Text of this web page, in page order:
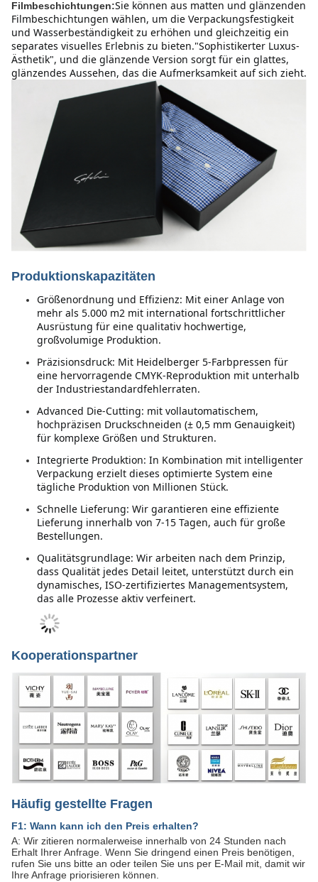
Filmbeschichtungen:Sie können aus matten und glänzenden
Filmbeschichtungen wählen, um die Verpackungsfestigkeit
und Wasserbeständigkeit zu erhöhen und gleichzeitig ein
separates visuelles Erlebnis zu bieten."Sophistikerter Luxus-
Ästhetik", und die glänzende Version sorgt für ein glattes,
glänzendes Aussehen, das die Aufmerksamkeit auf sich zieht.
Produktionskapazitäten
Größenordnung und Effizienz: Mit einer Anlage von
mehr als 5.000 m2 mit international fortschrittlicher
Ausrüstung für eine qualitativ hochwertige,
großvolumige Produktion.
Präzisionsdruck: Mit Heidelberger 5-Farbpressen für
eine hervorragende CMYK-Reproduktion mit unterhalb
der Industriestandardfehlerraten.
Advanced Die-Cutting: mit vollautomatischem,
hochpräzisen Druckschneiden (± 0,5 mm Genauigkeit)
für komplexe Größen und Strukturen.
Integrierte Produktion: In Kombination mit intelligenter
Verpackung erzielt dieses optimierte System eine
tägliche Produktion von Millionen Stück.
Schnelle Lieferung: Wir garantieren eine effiziente
Lieferung innerhalb von 7-15 Tagen, auch für große
Bestellungen.
Qualitätsgrundlage: Wir arbeiten nach dem Prinzip,
dass Qualität jedes Detail leitet, unterstützt durch ein
dynamisches, ISO-zertifiziertes Managementsystem,
das alle Prozesse aktiv verfeinert.
Kooperationspartner
Häufig gestellte Fragen
F1: Wann kann ich den Preis erhalten?
A: Wir zitieren normalerweise innerhalb von 24 Stunden nach
Erhalt Ihrer Anfrage. Wenn Sie dringend einen Preis benötigen,
rufen Sie uns bitte an oder teilen Sie uns per E-Mail mit, damit wir
Ihre Anfrage priorisieren können.